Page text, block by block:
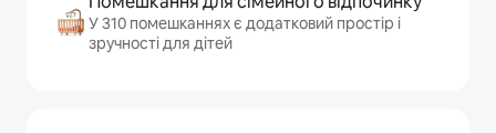
У 310 помешканнях є додатковий простір і
зручності для дітей